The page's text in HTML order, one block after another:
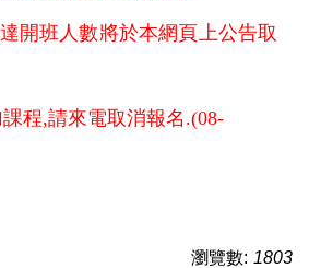
開班人數將於本網頁上公告取
程,請來電取消報名.(08-
瀏覽數: 1803